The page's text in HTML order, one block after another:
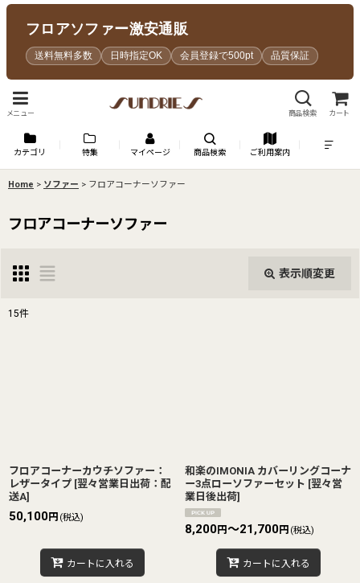
フロアソファー激安通販
送料無料多数 日時指定OK 会員登録で500pt 品質保証
メニュー 商品検索 カート
カテゴリ 特集 マイページ 商品検索 ご利用案内
Home > ソファー > フロアコーナーソファー
フロアコーナーソファー
表示順変更
15件
フロアコーナーカウチソファー：
レザータイプ [翌々営業日出荷：配
送A]
50,100円 (税込)
カートに入れる
和楽のIMONIA カバーリングコーナ
ー3点ローソファーセット [翌々営
業日後出荷]
8,200円～21,700円 (税込)
カートに入れる